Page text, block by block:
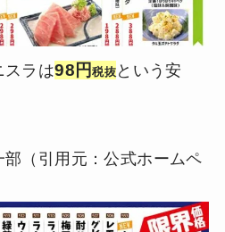
スラは98円税抜 という安
部（引用元：公式ホームペ